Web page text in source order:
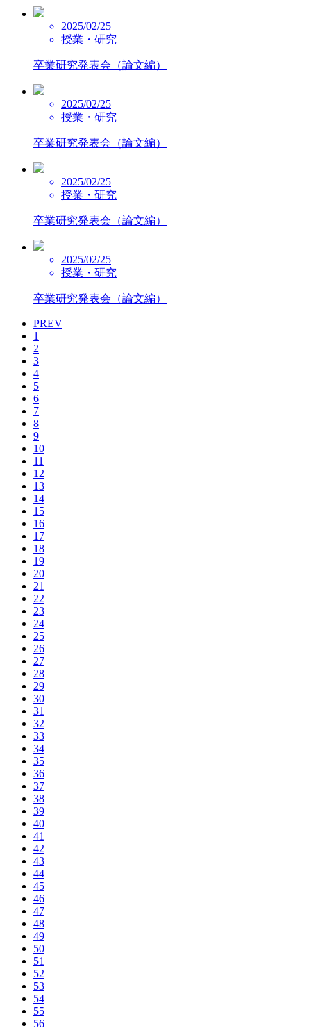
2025/02/25
授業・研究
卒業研究発表会（論文編）
2025/02/25
授業・研究
卒業研究発表会（論文編）
2025/02/25
授業・研究
卒業研究発表会（論文編）
2025/02/25
授業・研究
卒業研究発表会（論文編）
PREV
1
2
3
4
5
6
7
8
9
10
11
12
13
14
15
16
17
18
19
20
21
22
23
24
25
26
27
28
29
30
31
32
33
34
35
36
37
38
39
40
41
42
43
44
45
46
47
48
49
50
51
52
53
54
55
56